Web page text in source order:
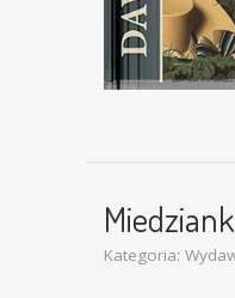
Kategoria: